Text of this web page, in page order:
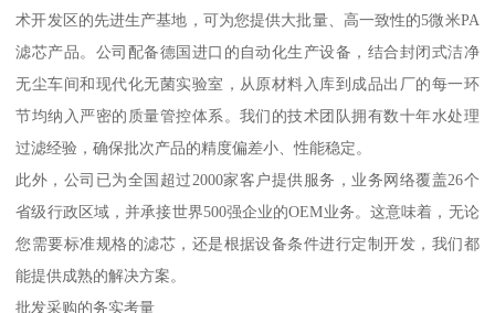
术开发区的先进生产基地，可为您提供大批量、高一致性的5微米PA
滤芯产品。公司配备德国进口的自动化生产设备，结合封闭式洁净
无尘车间和现代化无菌实验室，从原材料入库到成品出厂的每一环
节均纳入严密的质量管控体系。我们的技术团队拥有数十年水处理
过滤经验，确保批次产品的精度偏差小、性能稳定。
此外，公司已为全国超过2000家客户提供服务，业务网络覆盖26个
省级行政区域，并承接世界500强企业的OEM业务。这意味着，无论
您需要标准规格的滤芯，还是根据设备条件进行定制开发，我们都
能提供成熟的解决方案。
批发采购的务实考量